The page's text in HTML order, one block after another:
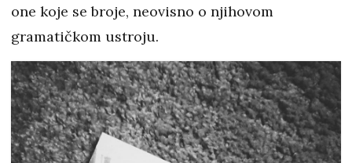
one koje se broje, neovisno o njihovom
gramatičkom ustroju.